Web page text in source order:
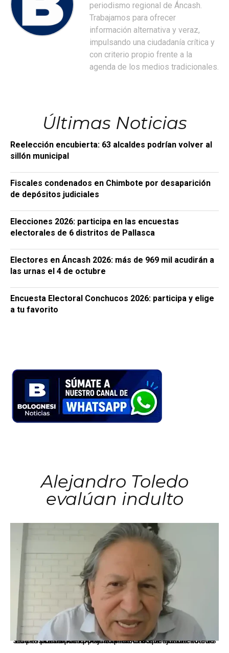
periodismo regional de Áncash.
Trabajamos para ofrecer
información alternativa y veraz,
impulsando una ciudadanía crítica y
con criterio propio frente a la
agenda de los medios tradicionales.
Últimas Noticias
Reelección encubierta: 63 alcaldes podrían volver al
sillón municipal
Fiscales condenados en Chimbote por desaparición
de depósitos judiciales
Elecciones 2026: participa en las encuestas
electorales de 6 distritos de Pallasca
Electores en Áncash 2026: más de 969 mil acudirán a
las urnas el 4 de octubre
Encuesta Electoral Conchucos 2026: participa y elige
a tu favorito
Alejandro Toledo
evalúan indulto
La presidenta Keiko Fujimori informó que la solicitud de indulto presentada por el expresidente Alejandro Toledo será evaluada por la Comisión de Gracias Presidenciales conforme al procedimiento establecido.